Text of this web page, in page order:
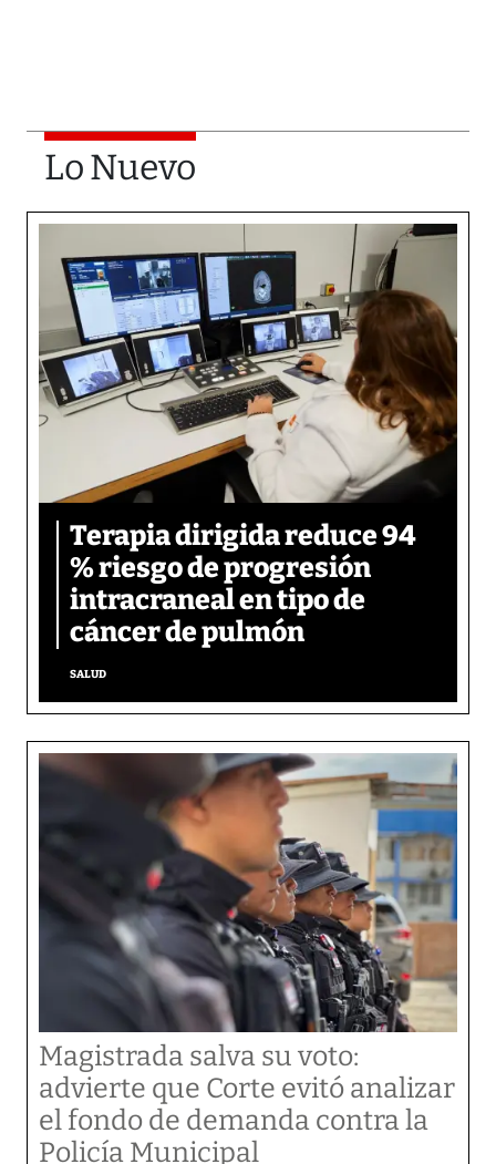
Lo Nuevo
Terapia dirigida reduce 94
% riesgo de progresión
intracraneal en tipo de
cáncer de pulmón
SALUD
Magistrada salva su voto:
advierte que Corte evitó analizar
el fondo de demanda contra la
Policía Municipal